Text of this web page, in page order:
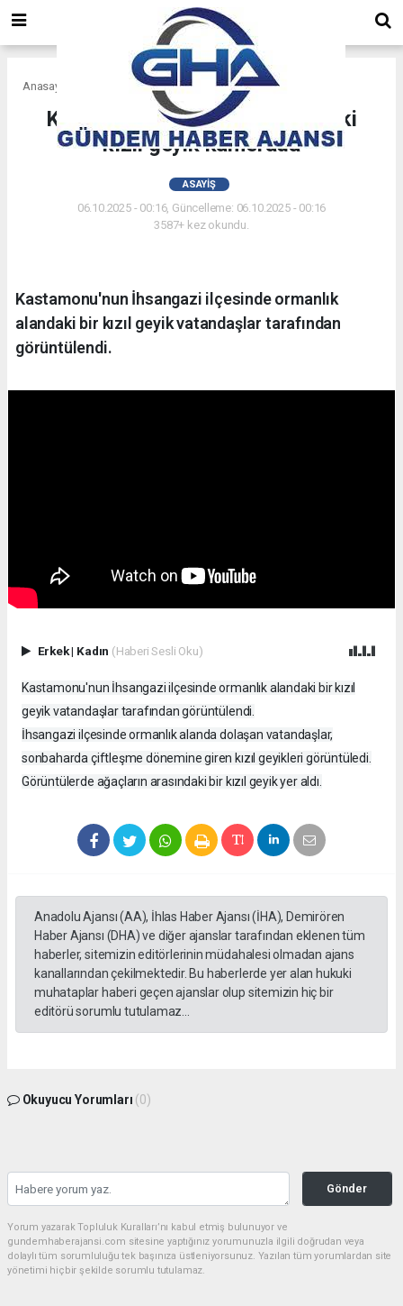
Anasayfa
Kastamonu'da ormanlık alandaki
kızıl geyik kamerada
ASAYIŞ
06.10.2025 - 00:16, Güncelleme: 06.10.2025 - 00:16
3587+ kez okundu.
Kastamonu'nun İhsangazi ilçesinde ormanlık
alandaki bir kızıl geyik vatandaşlar tarafından
görüntülendi.
Erkek| Kadın (Haberi Sesli Oku)
Kastamonu'nun İhsangazi ilçesinde ormanlık alandaki bir kızıl
geyik vatandaşlar tarafından görüntülendi.
İhsangazi ilçesinde ormanlık alanda dolaşan vatandaşlar,
sonbaharda çiftleşme dönemine giren kızıl geyikleri görüntüledi.
Görüntülerde ağaçların arasındaki bir kızıl geyik yer aldı.
Anadolu Ajansı (AA), İhlas Haber Ajansı (İHA), Demirören
Haber Ajansı (DHA) ve diğer ajanslar tarafından eklenen tüm
haberler, sitemizin editörlerinin müdahalesi olmadan ajans
kanallarından çekilmektedir. Bu haberlerde yer alan hukuki
muhataplar haberi geçen ajanslar olup sitemizin hiç bir
editörü sorumlu tutulamaz...
Okuyucu Yorumları (0)
Gönder
Yorum yazarak Topluluk Kuralları’nı kabul etmiş bulunuyor ve
gundemhaberajansi.com sitesine yaptığınız yorumunuzla ilgili doğrudan veya
dolaylı tüm sorumluluğu tek başınıza üstleniyorsunuz. Yazılan tüm yorumlardan site
yönetimi hiçbir şekilde sorumlu tutulamaz.